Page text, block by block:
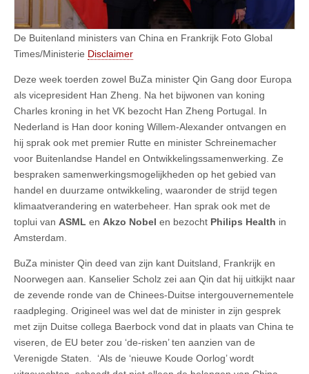
De Buitenland ministers van China en Frankrijk Foto Global
Times/Ministerie Disclaimer
Deze week toerden zowel BuZa minister Qin Gang door Europa
als vicepresident Han Zheng. Na het bijwonen van koning
Charles kroning in het VK bezocht Han Zheng Portugal. In
Nederland is Han door koning Willem-Alexander ontvangen en
hij sprak ook met premier Rutte en minister Schreinemacher
voor Buitenlandse Handel en Ontwikkelingssamenwerking. Ze
bespraken samenwerkingsmogelijkheden op het gebied van
handel en duurzame ontwikkeling, waaronder de strijd tegen
klimaatverandering en waterbeheer. Han sprak ook met de
toplui van ASML en Akzo Nobel en bezocht Philips Health in
Amsterdam.
BuZa minister Qin deed van zijn kant Duitsland, Frankrijk en
Noorwegen aan. Kanselier Scholz zei aan Qin dat hij uitkijkt naar
de zevende ronde van de Chinees-Duitse intergouvernementele
raadpleging. Origineel was wel dat de minister in zijn gesprek
met zijn Duitse collega Baerbock vond dat in plaats van China te
viseren, de EU beter zou ‘de-risken’ ten aanzien van de
Verenigde Staten. ‘Als de ‘nieuwe Koude Oorlog’ wordt